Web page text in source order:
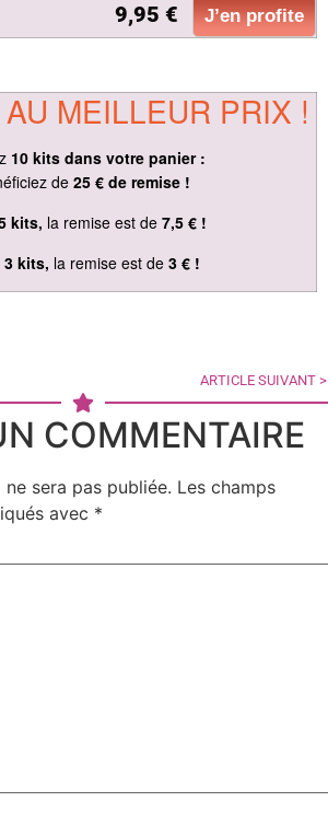
9,95 € J’en profite
MEILLEUR PRIX !
10 kits dans votre panier :
de 25 € de remise !
kits, la remise est de 7,5 € !
3 kits, la remise est de 3 € !
ARTICLE SUIVANT >
COMMENTAIRE
sera pas publiée. Les champs
avec *